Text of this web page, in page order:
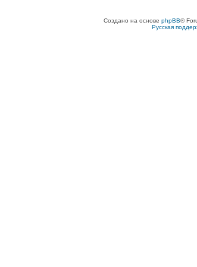
Создано на основе phpBB®
Русская